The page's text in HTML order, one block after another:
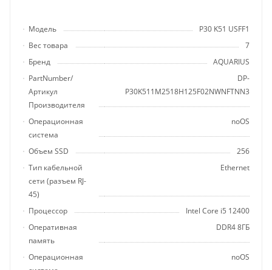
Модель
P30 K51 USFF1
Вес товара
7
Бренд
AQUARIUS
PartNumber/
Артикул
Производителя
DP-
P30K511M2518H125F02NWNFTNN3
Операционная
система
noOS
Объем SSD
256
Тип кабельной
сети (разъем RJ-
45)
Ethernet
Процессор
Intel Core i5 12400
Оперативная
память
DDR4 8ГБ
Операционная
noOS